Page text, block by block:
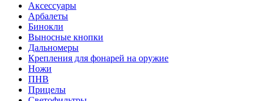
Аксессуары
Арбалеты
Бинокли
Выносные кнопки
Дальномеры
Крепления для фонарей на оружие
Ножи
ПНВ
Прицелы